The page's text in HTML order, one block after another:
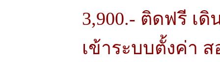
3,900.- ติดฟรี เ
เข้าระบบตั้งค่า